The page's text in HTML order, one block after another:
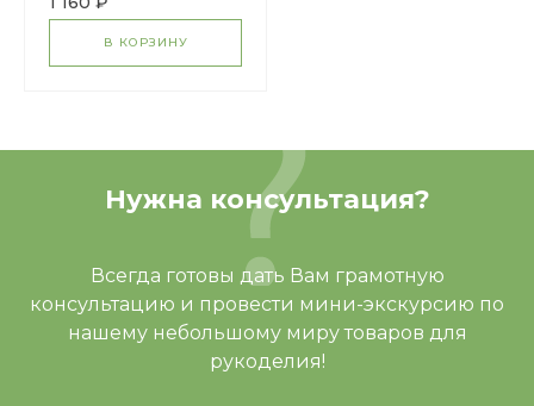
В КОРЗИНУ
Нужна консультация?
Всегда готовы дать Вам грамотную
консультацию и провести мини-экскурсию по
нашему небольшому миру товаров для
рукоделия!